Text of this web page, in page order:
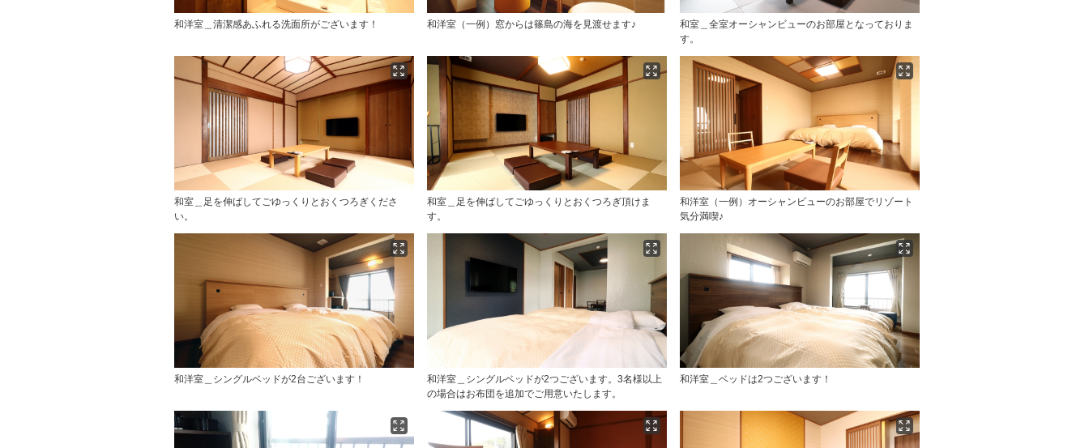
和洋室＿清潔感あふれる洗面所がございます！ 和洋室（一例）窓からは篠島の海を見渡せます♪
和室＿全室オーシャンビューのお部屋となっておりま
す。
和室＿足を伸ばしてごゆっくりとおくつろぎくださ
い。
和室＿足を伸ばしてごゆっくりとおくつろぎ頂けま
す。
和洋室（一例）オーシャンビューのお部屋でリゾート
気分満喫♪
和洋室＿シングルベッドが2台ございます！
和洋室＿シングルベッドが2つございます。3名様以上
の場合はお布団を追加でご用意いたします。
和洋室＿ベッドは2つございます！